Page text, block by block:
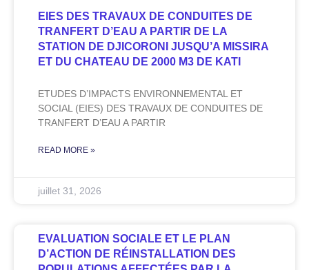
EIES DES TRAVAUX DE CONDUITES DE
TRANFERT D’EAU A PARTIR DE LA
STATION DE DJICORONI JUSQU’A MISSIRA
ET DU CHATEAU DE 2000 M3 DE KATI
ETUDES D’IMPACTS ENVIRONNEMENTAL ET
SOCIAL (EIES) DES TRAVAUX DE CONDUITES DE
TRANFERT D’EAU A PARTIR
READ MORE »
juillet 31, 2026
EVALUATION SOCIALE ET LE PLAN
D’ACTION DE RÉINSTALLATION DES